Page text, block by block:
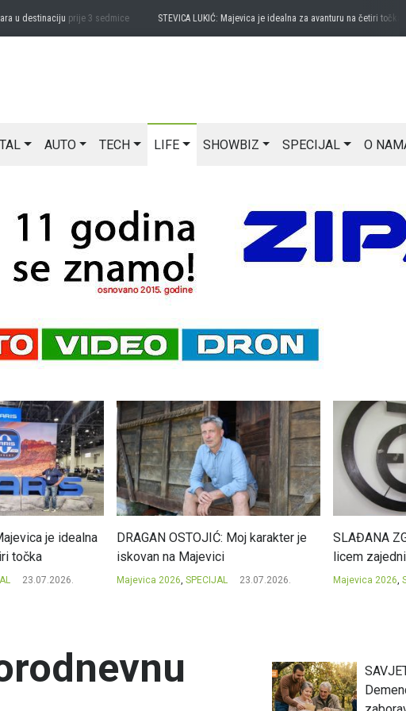
destinacijuprije 3 sedmice STEVICA LUKIĆ: Majevica je idealna za avanturu na četiri točkaprije
AUTO TECH LIFE SHOWBIZ SPECIJAL O
je idealna
točka
23.07.2026.
DRAGAN OSTOJIĆ: Moj karakter je
iskovan na Majevici
Majevica 2026, SPECIJAL 23.07.2026.
SLAĐANA
licem
Majevica 2026,